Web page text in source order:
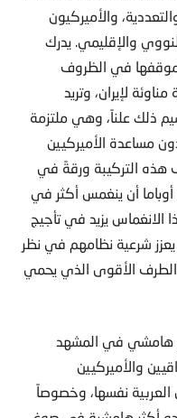
والأميركيون
والإقليمي. يدرك
موقفها في الظروف
لإيران، وتريد
ذلك علناً، وهي ملتزمة
مساعدة الأميركيين
هذه التركيبة ورقةً في
أن ينغمس أكثر في
الانغماس يزيد في تأجيج
يعزز شرعية نظامهم في نظر
الطرف الأقوى الذي يحمي
هامشي في المشهد
والأميركيين
العربية نفسها، وخصوصاً